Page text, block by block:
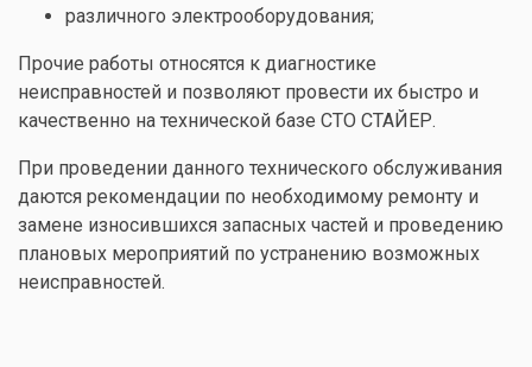
различного электрооборудования;
Прочие работы относятся к диагностике
неисправностей и позволяют провести их быстро и
качественно на технической базе СТО СТАЙЕР.
При проведении данного технического обслуживания
даются рекомендации по необходимому ремонту и
замене износившихся запасных частей и проведению
плановых мероприятий по устранению возможных
неисправностей.